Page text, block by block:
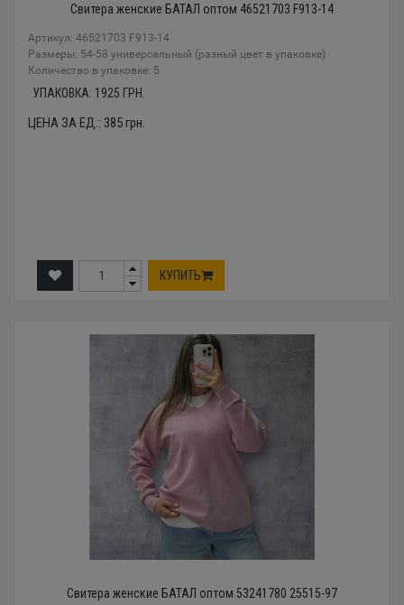
Свитера женские БАТАЛ оптом 46521703 F913-14
Артикул: 46521703 F913-14
Размеры: 54-58 универсальный (разный цвет в упаковке)
Количество в упаковке: 5
УПАКОВКА: 1925 ГРН.
ЦЕНА ЗА ЕД.: 385грн.
КУПИТЬ
Свитера женские БАТАЛ оптом 53241780 25515-97